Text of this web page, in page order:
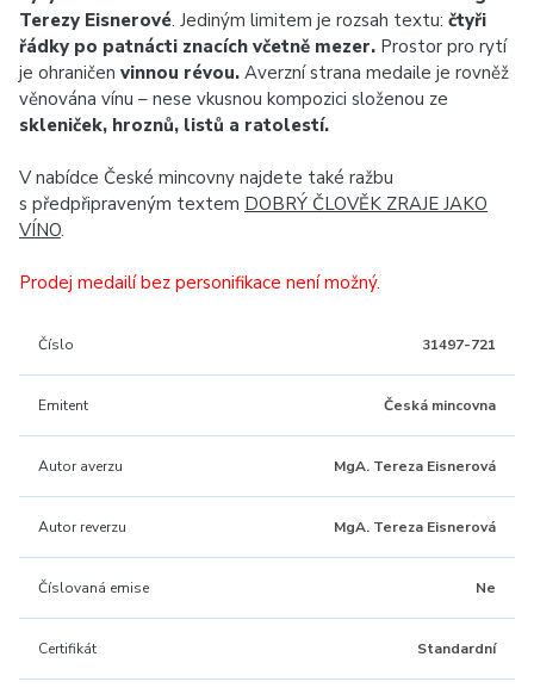
Terezy Eisnerové. Jediným limitem je rozsah textu: čtyři
řádky po patnácti znacích včetně mezer. Prostor pro rytí
je ohraničen vinnou révou. Averzní strana medaile je rovněž
věnována vínu – nese vkusnou kompozici složenou ze
skleniček, hroznů, listů a ratolestí.
V nabídce České mincovny najdete také ražbu
s předpřipraveným textem DOBRÝ ČLOVĚK ZRAJE JAKO
VÍNO.
Prodej medailí bez personifikace není možný.
Číslo 31497-721
Emitent Česká mincovna
Autor averzu MgA. Tereza Eisnerová
Autor reverzu MgA. Tereza Eisnerová
Číslovaná emise Ne
Certifikát Standardní